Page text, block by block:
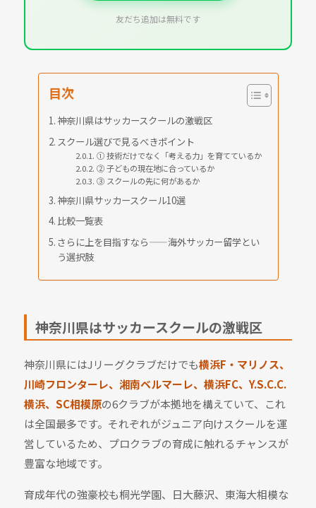
友だち追加は無料です
目次
神奈川県はサッカースクールの激戦区
スクール選びで見るべきポイント
① 技術だけでなく「考える力」を育てているか
② 子どもの現在地に合っているか
③ スクールの先に何があるか
神奈川県サッカースクール10選
比較一覧表
さらに上を目指すなら——海外サッカー留学とい
う選択肢
神奈川県はサッカースクールの激戦区
神奈川県にはJリーグクラブだけでも横浜F・マリノス、
川崎フロンターレ、湘南ベルマーレ、横浜FC、Y.S.C.C.
横浜、SC相模原の6クラブが本拠地を構えていて、これ
は全国最多です。それぞれがジュニア向けスクールを運
営しているため、プロクラブの育成に触れるチャンスが
豊富な地域です。
育成年代の強豪校も桐光学園、日大藤沢、東海大相模な